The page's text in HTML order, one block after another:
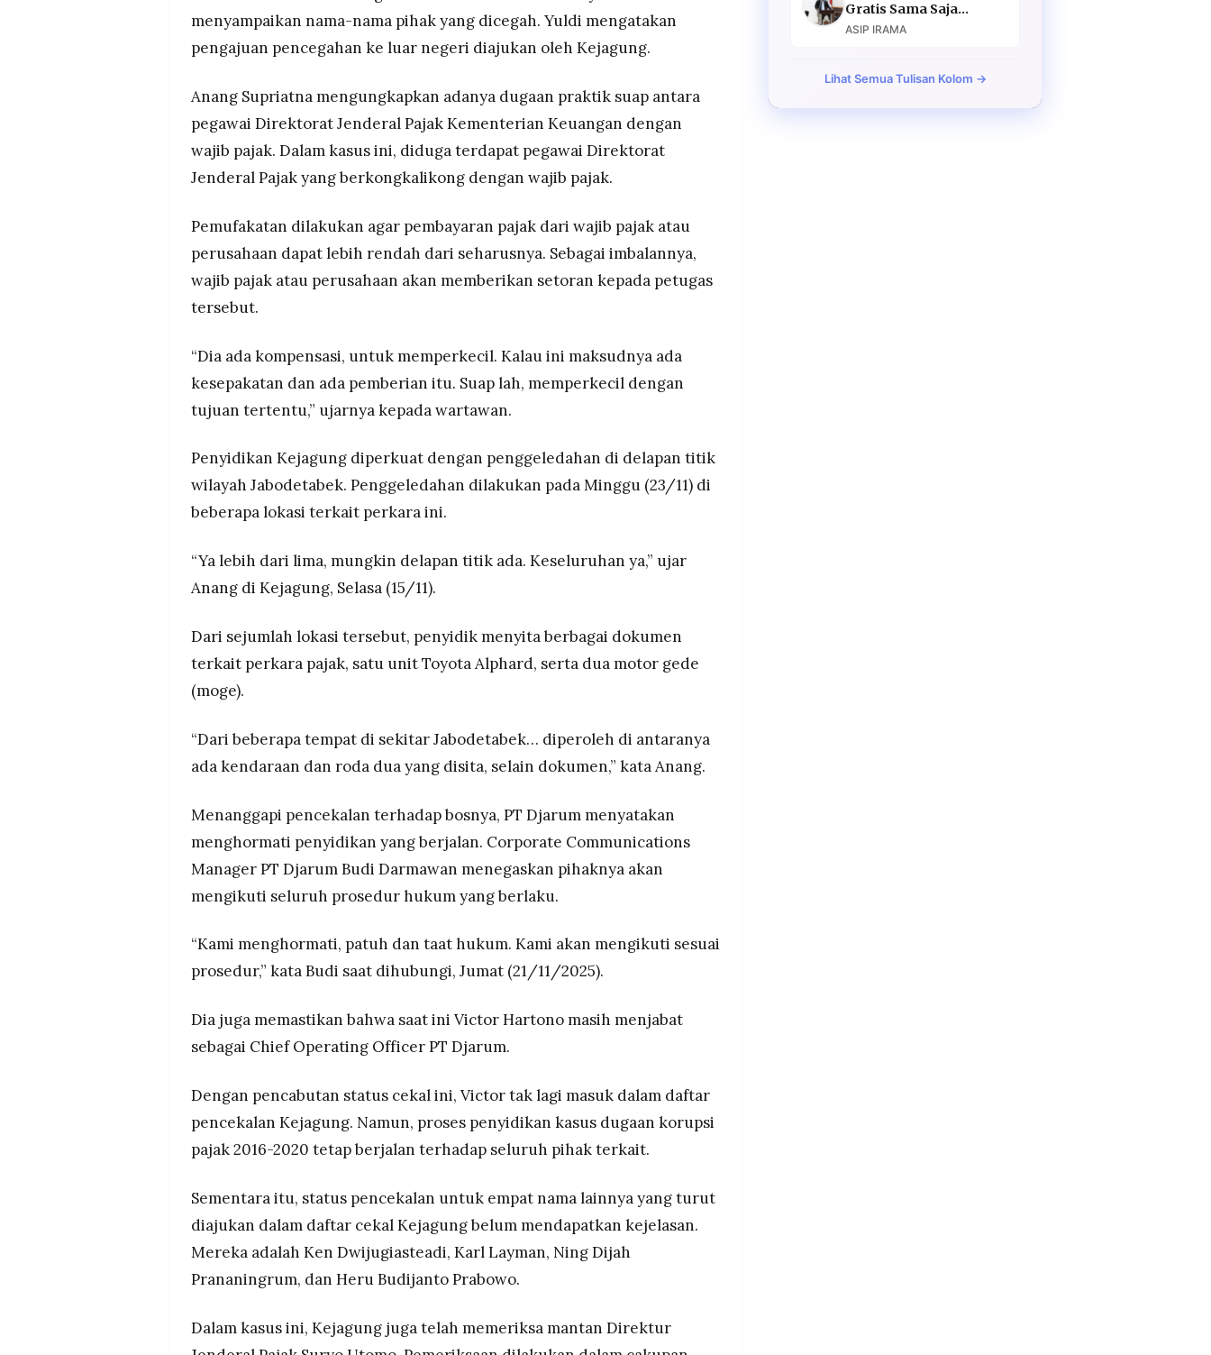
menyampaikan nama-nama pihak yang dicegah. Yuldi mengatakan
pengajuan pencegahan ke luar negeri diajukan oleh Kejagung.
Anang Supriatna mengungkapkan adanya dugaan praktik suap antara
pegawai Direktorat Jenderal Pajak Kementerian Keuangan dengan
wajib pajak. Dalam kasus ini, diduga terdapat pegawai Direktorat
Jenderal Pajak yang berkongkalikong dengan wajib pajak.
Pemufakatan dilakukan agar pembayaran pajak dari wajib pajak atau
perusahaan dapat lebih rendah dari seharusnya. Sebagai imbalannya,
wajib pajak atau perusahaan akan memberikan setoran kepada petugas
tersebut.
“Dia ada kompensasi, untuk memperkecil. Kalau ini maksudnya ada
kesepakatan dan ada pemberian itu. Suap lah, memperkecil dengan
tujuan tertentu,” ujarnya kepada wartawan.
Penyidikan Kejagung diperkuat dengan penggeledahan di delapan titik
wilayah Jabodetabek. Penggeledahan dilakukan pada Minggu (23/11) di
beberapa lokasi terkait perkara ini.
“Ya lebih dari lima, mungkin delapan titik ada. Keseluruhan ya,” ujar
Anang di Kejagung, Selasa (15/11).
Dari sejumlah lokasi tersebut, penyidik menyita berbagai dokumen
terkait perkara pajak, satu unit Toyota Alphard, serta dua motor gede
(moge).
“Dari beberapa tempat di sekitar Jabodetabek… diperoleh di antaranya
ada kendaraan dan roda dua yang disita, selain dokumen,” kata Anang.
Menanggapi pencekalan terhadap bosnya, PT Djarum menyatakan
menghormati penyidikan yang berjalan. Corporate Communications
Manager PT Djarum Budi Darmawan menegaskan pihaknya akan
mengikuti seluruh prosedur hukum yang berlaku.
“Kami menghormati, patuh dan taat hukum. Kami akan mengikuti sesuai
prosedur,” kata Budi saat dihubungi, Jumat (21/11/2025).
Dia juga memastikan bahwa saat ini Victor Hartono masih menjabat
sebagai Chief Operating Officer PT Djarum.
Dengan pencabutan status cekal ini, Victor tak lagi masuk dalam daftar
pencekalan Kejagung. Namun, proses penyidikan kasus dugaan korupsi
pajak 2016-2020 tetap berjalan terhadap seluruh pihak terkait.
Sementara itu, status pencekalan untuk empat nama lainnya yang turut
diajukan dalam daftar cekal Kejagung belum mendapatkan kejelasan.
Mereka adalah Ken Dwijugiasteadi, Karl Layman, Ning Dijah
Prananingrum, dan Heru Budijanto Prabowo.
Dalam kasus ini, Kejagung juga telah memeriksa mantan Direktur
Gratis Sama Saja
Menolak Masa Depan
ASIP IRAMA
Lihat Semua Tulisan Kolom →